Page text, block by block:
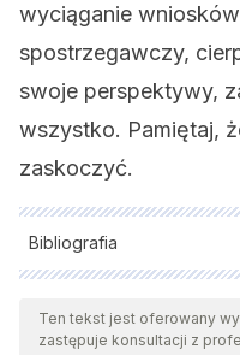
wyciąganie
spostrzegawczy,
swoje perspektywy,
wszystko. Pamiętaj,
zaskoczyć.
Bibliografia
Wszystkie cytowane
przeanalizowane przez
jakości, wiarygodności,
Ten tekst jest oferowany
zastępuje konsultacji z